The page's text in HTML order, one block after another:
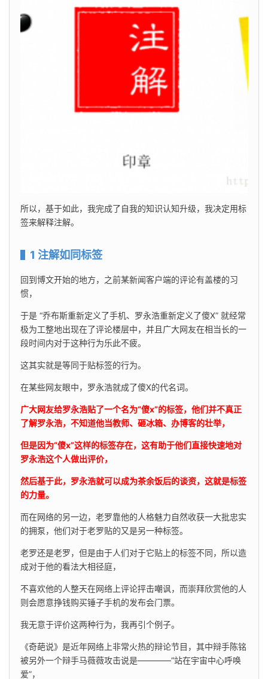
所以，基于如此，我完成了自我的知识认知升级，我决定用标
签来解释注解。
1 注解如同标签
回到博文开始的地方，之前某新闻客户端的评论有盖楼的习
惯，
于是 “乔布斯重新定义了手机、罗永浩重新定义了傻X” 就经常
极为工整地出现在了评论楼层中，并且广大网友在相当长的一
段时间内对于这种行为乐此不疲。
这其实就是等同于贴标签的行为。
在某些网友眼中，罗永浩就成了傻X的代名词。
广大网友给罗永浩贴了一个名为“傻x”的标签，他们并不真正
了解罗永浩，不知道他当教师、砸冰箱、办博客的壮举，
但是因为“傻x”这样的标签存在，这有助于他们直接快速地对
罗永浩这个人做出评价，
然后基于此，罗永浩就可以成为茶余饭后的谈资，这就是标签
的力量。
而在网络的另一边，老罗靠他的人格魅力自然收获一大批忠实
的拥泵，他们对于老罗贴的又是另一种标签。
老罗还是老罗，但是由于人们对于它贴上的标签不同，所以造
成对于他的看法大相径庭，
不喜欢他的人整天在网络上评论抨击嘲讽，而崇拜欣赏他的人
则会愿意挣钱购买锤子手机的发布会门票。
我无意于评价这两种行为，我再引个例子。
《奇葩说》是近年网络上非常火热的辩论节目，其中辩手陈铭
被另外一个辩手马薇薇攻击说是————“站在宇宙中心呼唤
爱”，